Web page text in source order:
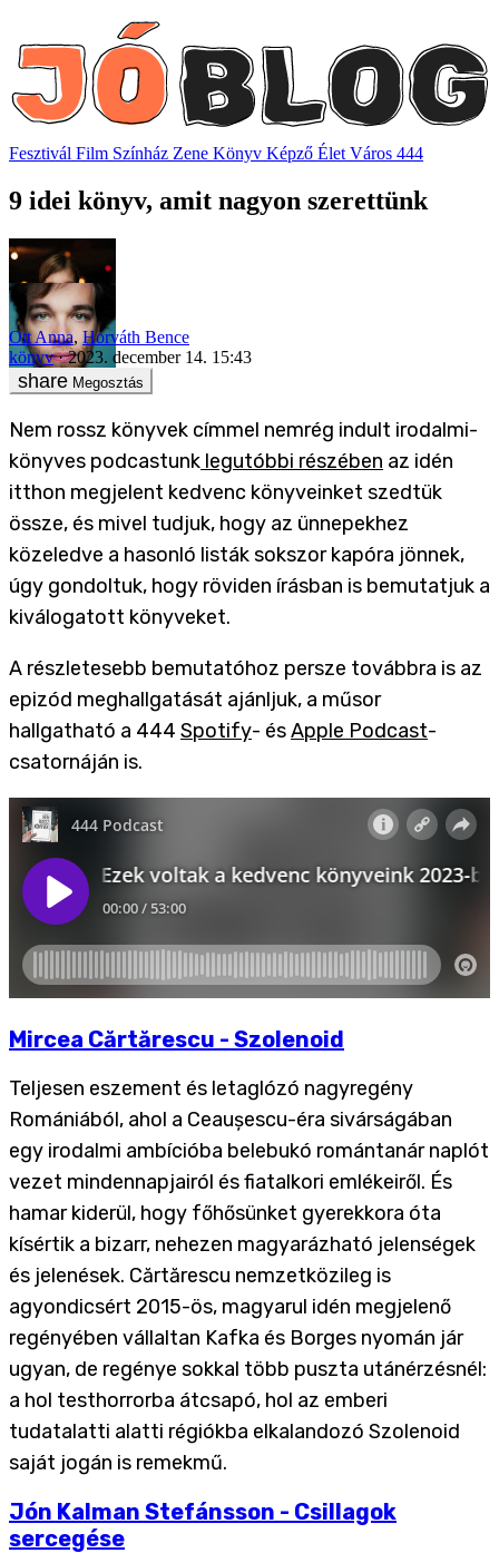
Fesztivál Film Színház Zene Könyv Képző Élet Város 444
9 idei könyv, amit nagyon szerettünk
Ott Anna, Horváth Bence
könyv
2023. december 14. 15:43
Megosztás
Nem rossz könyvek címmel nemrég indult irodalmi-
könyves podcastunk legutóbbi részében az idén
itthon megjelent kedvenc könyveinket szedtük
össze, és mivel tudjuk, hogy az ünnepekhez
közeledve a hasonló listák sokszor kapóra jönnek,
úgy gondoltuk, hogy röviden írásban is bemutatjuk a
kiválogatott könyveket.
A részletesebb bemutatóhoz persze továbbra is az
epizód meghallgatását ajánljuk, a műsor
hallgatható a 444 Spotify- ésApple Podcast-
csatornáján is.
Mircea Cărtărescu - Szolenoid
Teljesen eszement és letaglózó nagyregény
Romániából, ahol a Ceaușescu-éra sivárságában
egy irodalmi ambícióba belebukó romántanár naplót
vezet mindennapjairól és fiatalkori emlékeiről. És
hamar kiderül, hogy főhősünket gyerekkora óta
kísértik a bizarr, nehezen magyarázható jelenségek
és jelenések. Cărtărescu nemzetközileg is
agyondicsért 2015-ös, magyarul idén megjelenő
regényében vállaltan Kafka és Borges nyomán jár
ugyan, de regénye sokkal több puszta utánérzésnél:
a hol testhorrorba átcsapó, hol az emberi
tudatalatti alatti régiókba elkalandozó Szolenoid
saját jogán is remekmű.
Jón Kalman Stefánsson - Csillagok
sercegése